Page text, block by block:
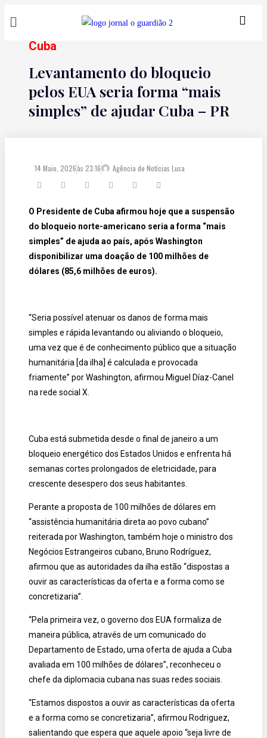
Cuba
Levantamento do bloqueio
pelos EUA seria forma “mais
simples” de ajudar Cuba – PR
14 Maio, 2026às 23:16 Agência de Notícias Lusa
O Presidente de Cuba afirmou hoje que a suspensão
do bloqueio norte-americano seria a forma “mais
simples” de ajuda ao país, após Washington
disponibilizar uma doação de 100 milhões de
dólares (85,6 milhões de euros).
“Seria possível atenuar os danos de forma mais
simples e rápida levantando ou aliviando o bloqueio,
uma vez que é de conhecimento público que a situação
humanitária [da ilha] é calculada e provocada
friamente” por Washington, afirmou Miguel Díaz-Canel
na rede social X.
Cuba está submetida desde o final de janeiro a um
bloqueio energético dos Estados Unidos e enfrenta há
semanas cortes prolongados de eletricidade, para
crescente desespero dos seus habitantes.
Perante a proposta de 100 milhões de dólares em
“assistência humanitária direta ao povo cubano”
reiterada por Washington, também hoje o ministro dos
Negócios Estrangeiros cubano, Bruno Rodríguez,
afirmou que as autoridades da ilha estão “dispostas a
ouvir as características da oferta e a forma como se
concretizaria”.
“Pela primeira vez, o governo dos EUA formaliza de
maneira pública, através de um comunicado do
Departamento de Estado, uma oferta de ajuda a Cuba
avaliada em 100 milhões de dólares”, reconheceu o
chefe da diplomacia cubana nas suas redes sociais.
“Estamos dispostos a ouvir as características da oferta
e a forma como se concretizaria”, afirmou Rodriguez,
salientando que espera que aquele apoio “seja livre de